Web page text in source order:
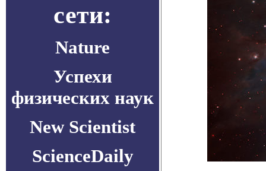
сети:
Nature
Успехи
физических наук
New Scientist
ScienceDaily